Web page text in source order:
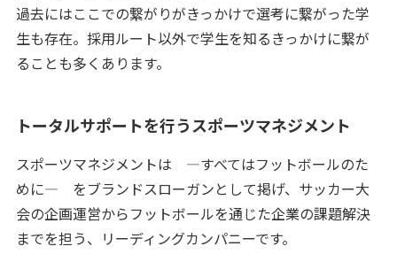
過去にはここでの繋がりがきっかけで選考に繋がった学
生も存在。採用ルート以外で学生を知るきっかけに繋が
ることも多くあります。
トータルサポートを行うスポーツマネジメント
スポーツマネジメントは ―すべてはフットボールのた
めに― をブランドスローガンとして掲げ、サッカー大
会の企画運営からフットボールを通じた企業の課題解決
までを担う、リーディングカンパニーです。